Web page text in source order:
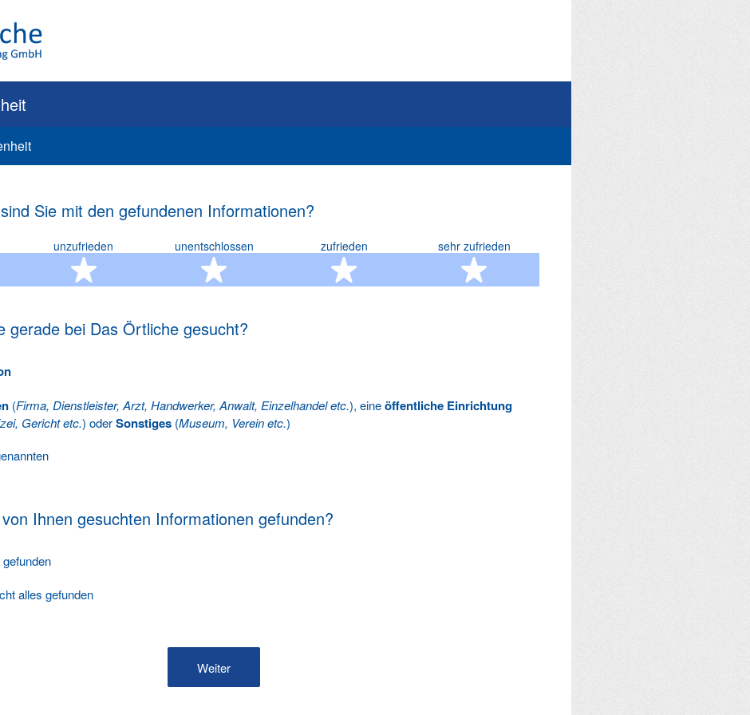
Sie mit den gefundenen Informationen?
unzufrieden
2 Sterne
unentschlossen
3 Sterne
zufrieden
4 Sterne
sehr zufrieden
5 Sterne
gerade bei Das Örtliche gesucht?
(Firma, Dienstleister, Arzt, Handwerker, Anwalt, Einzelhandel etc.), eineöffentliche Einrichtung
Gericht etc.) oderSonstiges (Museum, Verein etc.)
Ihnen gesuchten Informationen gefunden?
alles gefunden
Weiter